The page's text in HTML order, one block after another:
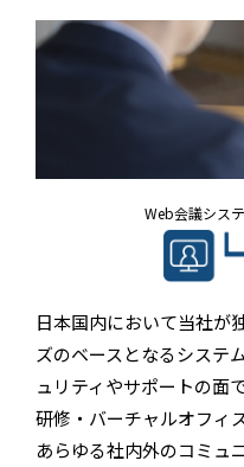
Web会議シス
日本国内において当社が
ズのベースとなるシステ
ュリティやサポートの面
研修・バーチャルオフィ
あらゆる社内外のコミュ